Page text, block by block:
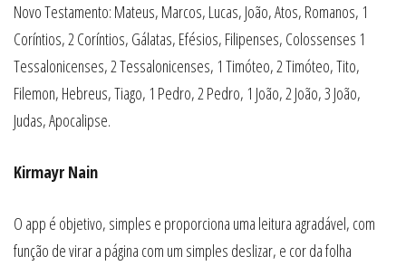
Novo Testamento: Mateus, Marcos, Lucas, João, Atos, Romanos, 1
Coríntios, 2 Coríntios, Gálatas, Efésios, Filipenses, Colossenses 1
Tessalonicenses, 2 Tessalonicenses, 1 Timóteo, 2 Timóteo, Tito,
Filemon, Hebreus, Tiago, 1 Pedro, 2 Pedro, 1 João, 2 João, 3 João,
Judas, Apocalipse.
Kirmayr Nain
O app é objetivo, simples e proporciona uma leitura agradável, com
função de virar a página com um simples deslizar, e cor da folha